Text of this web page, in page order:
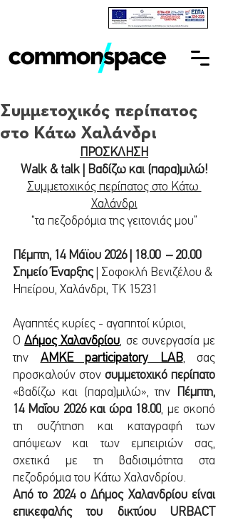
Συμμετοχικός περίπατος
στο Κάτω Χαλάνδρι
ΠΡΟΣΚΛΗΣΗ
Walk & talk | Βαδίζω και (παρα)μιλώ!
Συμμετοχικός περίπατος στο Κάτω
Χαλάνδρι
“τα πεζοδρόμια της γειτονιάς μου”
Πέμπτη, 14 Μάϊου 2026 | 18.00  – 20.00
Σημείο Έναρξης | Σοφοκλή Βενιζέλου &
Ηπείρου, Χαλάνδρι, ΤΚ 15231
Αγαπητές κυρίες - αγαπητοί κύριοι,
Ο Δήμος Χαλανδρίου, σε συνεργασία με
την ΑΜΚΕ participatory LAB, σας
προσκαλούν στον συμμετοχικό περίπατο
«βαδίζω και (παρα)μιλώ», την Πέμπτη,
14 Μαΐου 2026 και ώρα 18.00, με σκοπό
τη συζήτηση και καταγραφή των
απόψεων και των εμπειριών σας,
σχετικά με τη βαδισιμότητα στα
πεζοδρόμια του Κάτω Χαλανδρίου.
Από το 2024 ο Δήμος Χαλανδρίου είναι
επικεφαλής του δικτύου URBACT